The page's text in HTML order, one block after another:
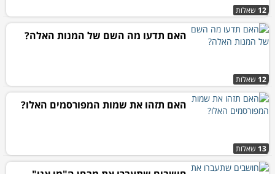
12 שאלות
12 שאלות
האם תדעו מה השם של המנות האלה?
13 שאלות
האם תזהו את שמות המפורסמים האלו?